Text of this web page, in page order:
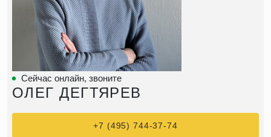
Сейчас онлайн, звоните
ОЛЕГ ДЕГТЯРЕВ
+7 (495) 744-37-74